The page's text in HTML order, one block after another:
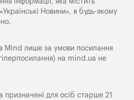
Новини», в будь-якому
Mind лише за умови посилання
на mind.ua не
для осіб старше 21